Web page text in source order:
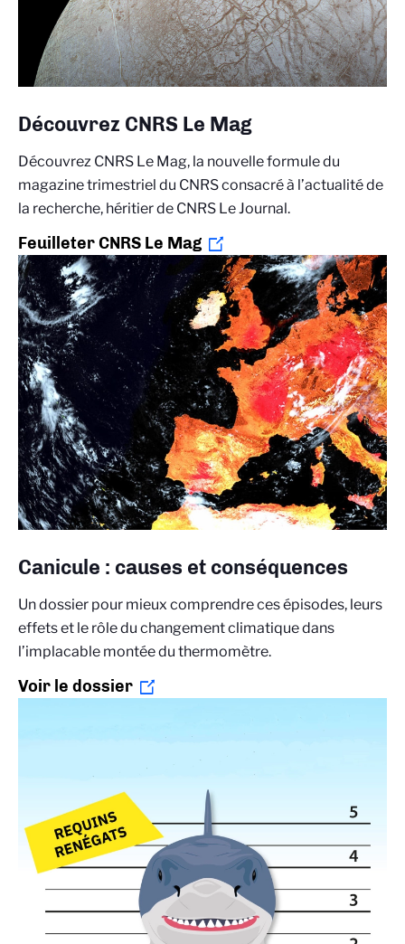
Découvrez CNRS Le Mag
Découvrez CNRS Le Mag, la nouvelle formule du
magazine trimestriel du CNRS consacré à l’actualité de
la recherche, héritier de CNRS Le Journal.
Feuilleter CNRS Le Mag
Canicule : causes et conséquences
Un dossier pour mieux comprendre ces épisodes, leurs
effets et le rôle du changement climatique dans
l’implacable montée du thermomètre.
Voir le dossier